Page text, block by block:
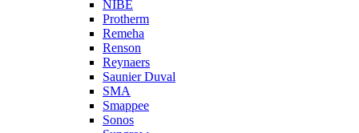
NIBE
Protherm
Remeha
Renson
Reynaers
Saunier Duval
SMA
Smappee
Sonos